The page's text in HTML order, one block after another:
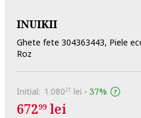
INUIKII
Ghete fete 304363443, Piele
Roz
Initial: 1.08021 lei - 37%
67299 lei